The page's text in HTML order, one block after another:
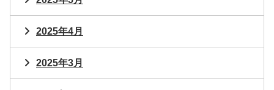
2025年4月
2025年3月